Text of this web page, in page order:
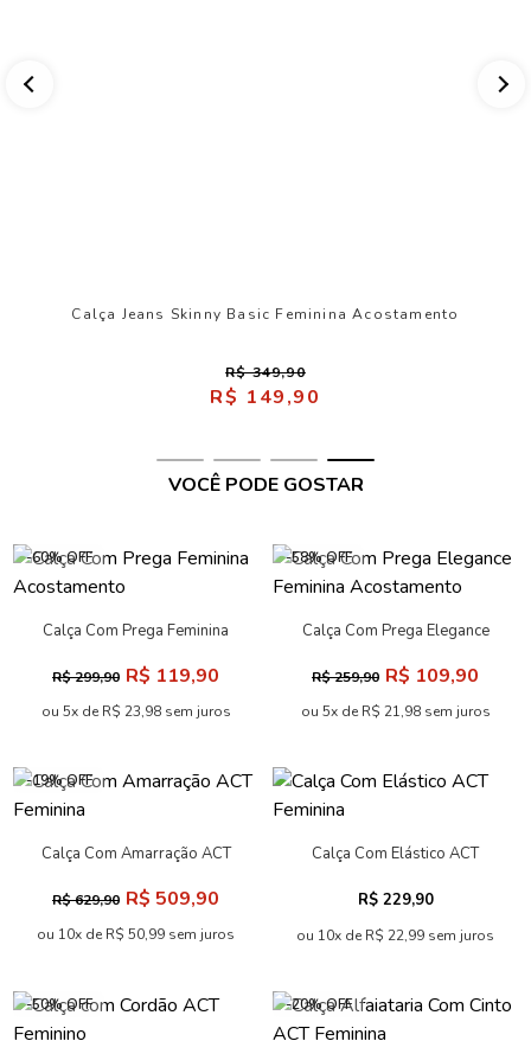
Calça Jeans Skinny Basic Feminina Acostamento
R$ 349,90
R$ 149,90
VOCÊ PODE GOSTAR
-60% OFF
Calça Com Prega Feminina
R$ 299,90 R$ 119,90
ou 5x de R$ 23,98 sem juros
-58% OFF
Calça Com Prega Elegance
R$ 259,90 R$ 109,90
ou 5x de R$ 21,98 sem juros
-19% OFF
Calça Com Amarração ACT
R$ 629,90 R$ 509,90
ou 10x de R$ 50,99 sem juros
Calça Com Elástico ACT
R$ 229,90
ou 10x de R$ 22,99 sem juros
-50% OFF -20% OFF